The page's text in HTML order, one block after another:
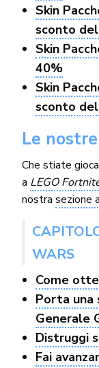
Skin
sconto
Skin
40%
Skin
sconto
Le
Che stiate
a LEGO
nostra sezione
WARS
Come
Porta una
Generale
Distruggi
Fai